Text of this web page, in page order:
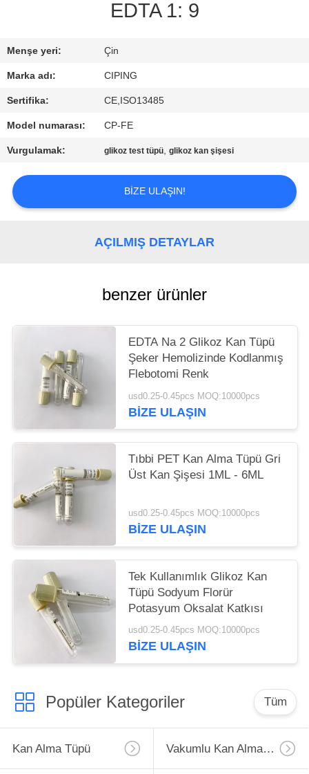
SITE
HARITASI
POLICY
EDTA 1: 9
Menşe yeri: Çin
Marka adı: CIPING
Sertifika: CE,ISO13485
Model numarası: CP-FE
Vurgulamak: glikoz test tüpü,glikoz kan şişesi
BIZE ULAŞIN!
AÇILMIŞ DETAYLAR
benzer ürünler
EDTA Na 2 Glikoz Kan Tüpü
Şeker Hemolizinde Kodlanmış
Flebotomi Renk
usd0.25-0.45pcs MOQ:10000pcs
BIZE ULAŞIN
Tıbbi PET Kan Alma Tüpü Gri
Üst Kan Şişesi 1ML - 6ML
usd0.25-0.45pcs MOQ:10000pcs
BIZE ULAŞIN
Tek Kullanımlık Glikoz Kan
Tüpü Sodyum Florür
Potasyum Oksalat Katkısı
usd0.25-0.45pcs MOQ:10000pcs
BIZE ULAŞIN
Popüler Kategoriler Tüm
Kan Alma Tüpü Vakumlu Kan Alma Tüpü